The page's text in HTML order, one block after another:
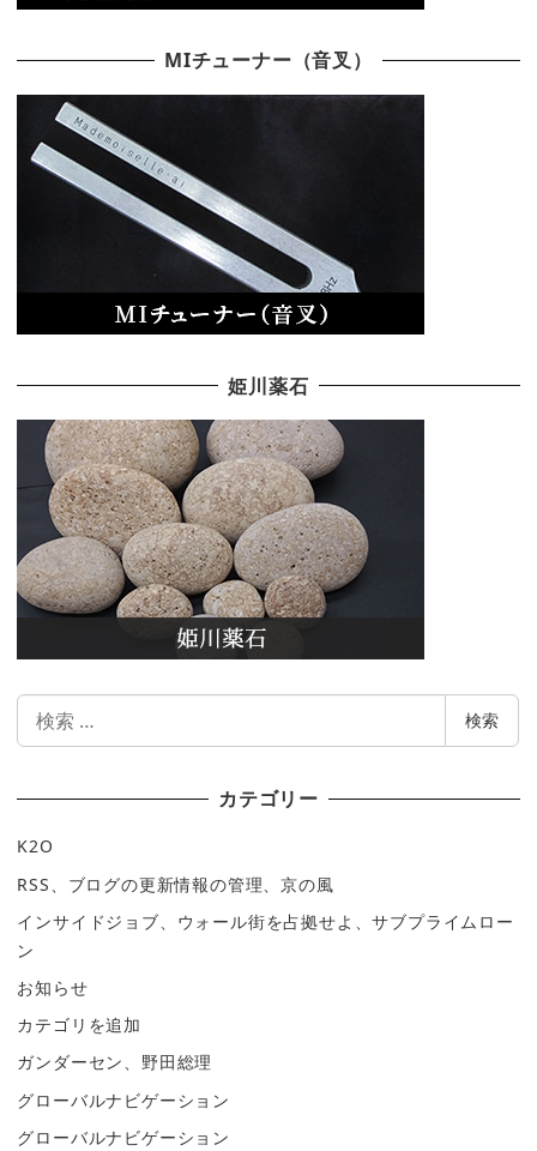
MIチューナー（音叉）
姫川薬石
検
検索
カテゴリー
K2O
RSS、ブログの更新情報の管理、京の風
インサイドジョブ、ウォール街を占拠せよ、サブプライムロー
ン
お知らせ
カテゴリを追加
ガンダーセン、野田総理
グローバルナビゲーション
グローバルナビゲーション